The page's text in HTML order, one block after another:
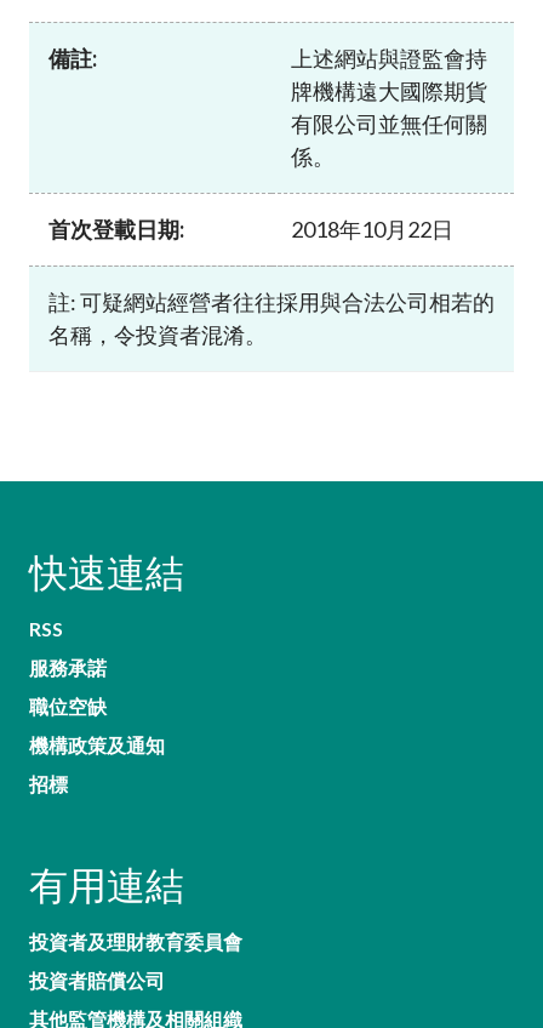
備註:
上述網站與證監會持
牌機構遠大國際期貨
有限公司並無任何關
係。
首次登載日期: 2018年10月22日
註: 可疑網站經營者往往採用與合法公司相若的
名稱，令投資者混淆。
快速連結
RSS
服務承諾
職位空缺
機構政策及通知
招標
有用連結
投資者及理財教育委員會
投資者賠償公司
其他監管機構及相關組織